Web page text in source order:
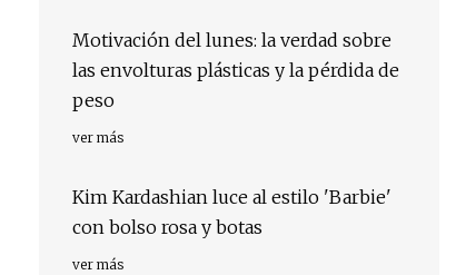
Motivación del lunes: la verdad sobre
las envolturas plásticas y la pérdida de
peso
ver más
Kim Kardashian luce al estilo 'Barbie'
con bolso rosa y botas
ver más